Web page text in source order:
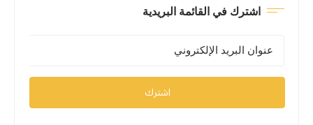
اشترك في القائمة البريدية
اشترك